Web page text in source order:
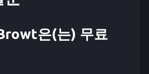
은(는) 무료